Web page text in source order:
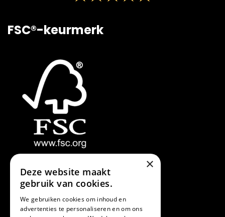
FSC®-keurmerk
×
Deze website maakt
gebruik van cookies.
We gebruiken cookies om inhoud en
advertenties te personaliseren en om ons